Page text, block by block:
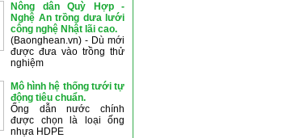
Nông dân Quỳ Hợp -
Nghệ An trồng dưa lưới
công nghệ Nhật lãi cao.
(Baonghean.vn) - Dù mới
được đưa vào trồng thử
nghiệm
Mô hình hệ thống tưới tự
động tiêu chuẩn.
Ống dẫn nước chính
được chọn là loại ống
nhựa HDPE